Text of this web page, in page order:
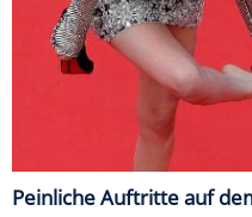
Peinliche Auftritte auf